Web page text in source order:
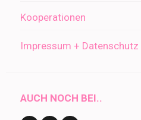
Kooperationen
Impressum + Datenschutz
AUCH NOCH BEI..